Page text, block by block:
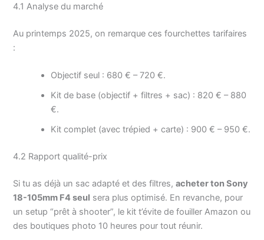
4.1 Analyse du marché
Au printemps 2025, on remarque ces fourchettes tarifaires
:
Objectif seul : 680 € – 720 €.
Kit de base (objectif + filtres + sac) : 820 € – 880
€.
Kit complet (avec trépied + carte) : 900 € – 950 €.
4.2 Rapport qualité-prix
Si tu as déjà un sac adapté et des filtres,acheter ton Sony
18-105mm F4 seul sera plus optimisé. En revanche, pour
un setup “prêt à shooter”, le kit t’évite de fouiller Amazon ou
des boutiques photo 10 heures pour tout réunir.